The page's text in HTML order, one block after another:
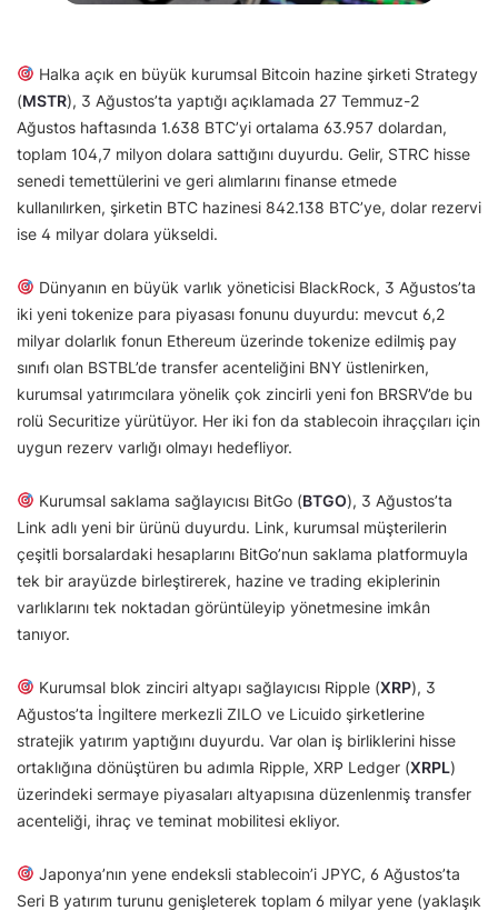
Halka açık en büyük kurumsal Bitcoin hazine şirketi Strategy
(MSTR), 3 Ağustos’ta yaptığı açıklamada 27 Temmuz-2
Ağustos haftasında 1.638 BTC’yi ortalama 63.957 dolardan,
toplam 104,7 milyon dolara sattığını duyurdu. Gelir, STRC hisse
senedi temettülerini ve geri alımlarını finanse etmede
kullanılırken, şirketin BTC hazinesi 842.138 BTC’ye, dolar rezervi
ise 4 milyar dolara yükseldi.
Dünyanın en büyük varlık yöneticisi BlackRock, 3 Ağustos’ta
iki yeni tokenize para piyasası fonunu duyurdu: mevcut 6,2
milyar dolarlık fonun Ethereum üzerinde tokenize edilmiş pay
sınıfı olan BSTBL’de transfer acenteliğini BNY üstlenirken,
kurumsal yatırımcılara yönelik çok zincirli yeni fon BRSRV’de bu
rolü Securitize yürütüyor. Her iki fon da stablecoin ihraççıları için
uygun rezerv varlığı olmayı hedefliyor.
Kurumsal saklama sağlayıcısı BitGo (BTGO), 3 Ağustos’ta
Link adlı yeni bir ürünü duyurdu. Link, kurumsal müşterilerin
çeşitli borsalardaki hesaplarını BitGo’nun saklama platformuyla
tek bir arayüzde birleştirerek, hazine ve trading ekiplerinin
varlıklarını tek noktadan görüntüleyip yönetmesine imkân
tanıyor.
Kurumsal blok zinciri altyapı sağlayıcısı Ripple (XRP), 3
Ağustos’ta İngiltere merkezli ZILO ve Licuido şirketlerine
stratejik yatırım yaptığını duyurdu. Var olan iş birliklerini hisse
ortaklığına dönüştüren bu adımla Ripple, XRP Ledger (XRPL)
üzerindeki sermaye piyasaları altyapısına düzenlenmiş transfer
acenteliği, ihraç ve teminat mobilitesi ekliyor.
Japonya’nın yene endeksli stablecoin’i JPYC, 6 Ağustos’ta
Seri B yatırım turunu genişleterek toplam 6 milyar yene (yaklaşık